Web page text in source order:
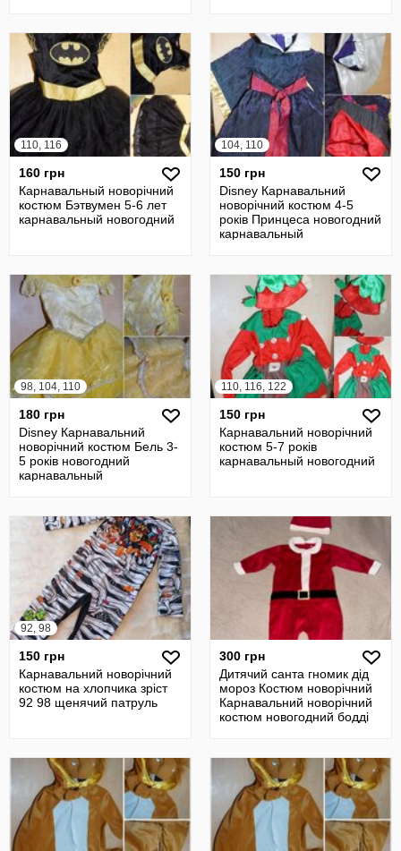
110, 116
160 грн
Карнавальный новорічний
костюм Бэтвумен 5-6 лет
карнавальный новогодний
104, 110
150 грн
Disney Карнавальний
новорічний костюм 4-5
років Принцеса новогодний
карнавальный
98, 104, 110
180 грн
Disney Карнавальний
новорічний костюм Бель 3-
5 років новогодний
карнавальный
110, 116, 122
150 грн
Карнавальний новорічний
костюм 5-7 років
карнавальный новогодний
92, 98
150 грн
Карнавальний новорічний
костюм на хлопчика зріст
92 98 щенячий патруль
300 грн
Дитячий санта гномик дід
мороз Костюм новорічний
Карнавальний новорічний
костюм новогодний бодді